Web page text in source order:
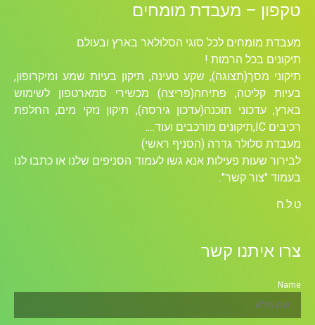
טקפון – מעבדת מומחים
מעבדת מומחים לכל סוגי הסלולאר בארץ ובעולם
תיקונים בכל הרמות !
תיקוני מסך(תצוגה), שקע טעינה, תיקון בעיות שמע ומיקרופון,
בעיות קליטה, פתיחה(פריצה) מכשירי סמארטפון לשימוש
בארץ, עדכוני תוכנה(עדכון גירסה), תיקון נזקי מים, החלפת
רכיבים ICׁ,תיקונים מורכבים ועוד….
מעבדת סלולר גדרה (הסניף ראשי)
לבירור שעות פעילות אנא גשו לעמוד הסניפים שלנו או כתבו לנו
בעמוד "צור קשר".
ט.ל.ח
צרו איתנו קשר
Name